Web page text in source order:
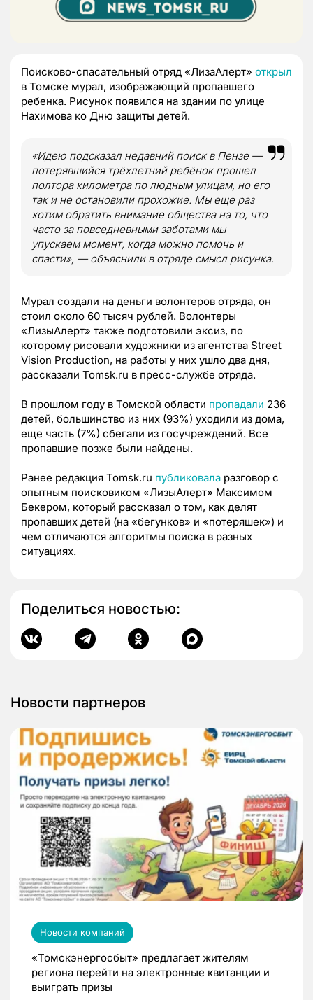
Поисково-спасательный отряд «ЛизаАлерт» открыл
в Томске мурал, изображающий пропавшего
ребенка. Рисунок появился на здании по улице
Нахимова ко Дню защиты детей.
«Идею подсказал недавний поиск в Пензе —
потерявшийся трёхлетний ребёнок прошёл
полтора километра по людным улицам, но его
так и не остановили прохожие. Мы еще раз
хотим обратить внимание общества на то, что
часто за повседневными заботами мы
упускаем момент, когда можно помочь и
спасти», — объяснили в отряде смысл рисунка.
Мурал создали на деньги волонтеров отряда, он
стоил около 60 тысяч рублей. Волонтеры
«ЛизыАлерт» также подготовили эксиз, по
которому рисовали художники из агентства Street
Vision Production, на работы у них ушло два дня,
рассказали Tomsk.ru в пресс-службе отряда.
В прошлом году в Томской области пропадали 236
детей, большинство из них (93%) уходили из дома,
еще часть (7%) сбегали из госучреждений. Все
пропавшие позже были найдены.
Ранее редакция Tomsk.ru публиковала разговор с
опытным поисковиком «ЛизыАлерт» Максимом
Бекером, который рассказал о том, как делят
пропавших детей (на «бегунков» и «потеряшек») и
чем отличаются алгоритмы поиска в разных
ситуациях.
Поделиться новостью:
Новости партнеров
Новости компаний
«Томскэнергосбыт» предлагает жителям
региона перейти на электронные квитанции и
выиграть призы